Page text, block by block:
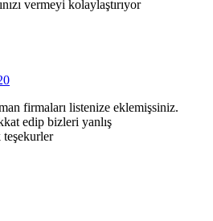
vermeyi kolaylaştırıyor
firmaları listenize eklemişsiniz.
edip bizleri yanlış